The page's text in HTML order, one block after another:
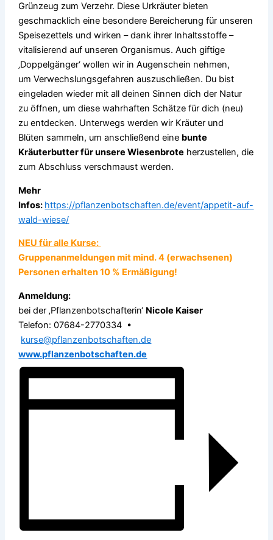
Grünzeug zum Verzehr. Diese Urkräuter bieten
geschmacklich eine besondere Bereicherung für unseren
Speisezettels und wirken – dank ihrer Inhaltsstoffe –
vitalisierend auf unseren Organismus. Auch giftige
‚Doppelgänger‘ wollen wir in Augenschein nehmen,
um Verwechslungsgefahren auszuschließen. Du bist
eingeladen wieder mit all deinen Sinnen dich der Natur
zu öffnen, um diese wahrhaften Schätze für dich (neu)
zu entdecken. Unterwegs werden wir Kräuter und
Blüten sammeln, um anschließend eine bunte
Kräuterbutter für unsere Wiesenbrote herzustellen, die
zum Abschluss verschmaust werden.
Mehr
Infos: https://pflanzenbotschaften.de/event/appetit-auf-
wald-wiese/
NEU für alle Kurse:
Gruppenanmeldungen mit mind. 4 (erwachsenen)
Personen erhalten 10 % Ermäßigung!
Anmeldung:
bei der ‚Pflanzenbotschafterin‘ Nicole Kaiser
Telefon: 07684-2770334 •
kurse@pflanzenbotschaften.de
www.pflanzenbotschaften.de